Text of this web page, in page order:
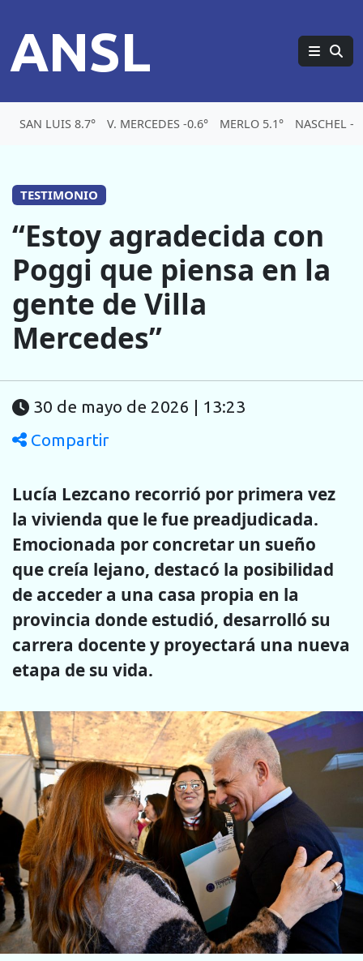
ANSL
SAN LUIS 8.7° V. MERCEDES -0.6° MERLO 5.1° NASCHEL -
TESTIMONIO
“Estoy agradecida con
Poggi que piensa en la
gente de Villa
Mercedes”
30 de mayo de 2026 | 13:23
Compartir
Lucía Lezcano recorrió por primera vez
la vivienda que le fue preadjudicada.
Emocionada por concretar un sueño
que creía lejano, destacó la posibilidad
de acceder a una casa propia en la
provincia donde estudió, desarrolló su
carrera docente y proyectará una nueva
etapa de su vida.